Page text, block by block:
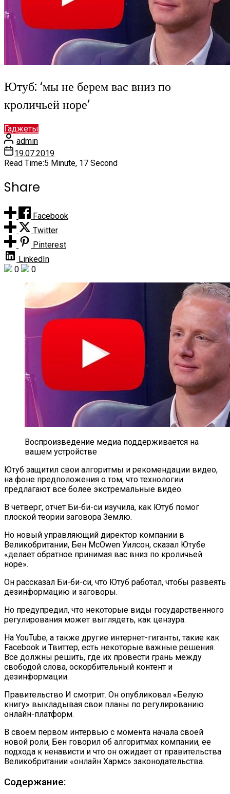
Ютуб: ‘мы не берем вас вниз по
кроличьей норе’
Гаджеты
admin
19.07.2019
Read Time:5 Minute, 17 Second
Share
Facebook
Twitter
Pinterest
LinkedIn
0
0
Воспроизведение медиа поддерживается на
вашем устройстве
Ютуб защитил свои алгоритмы и рекомендации видео,
на фоне предположения о том, что технологии
предлагают все более экстремальные видео.
В четверг, отчет Би-би-си изучила, как Ютуб помог
плоской теории заговора Землю.
Но новый управляющий директор компании в
Великобритании, Бен McOwen Уилсон, сказал Ютубе
«делает обратное принимая вас вниз по кроличьей
норе».
Он рассказал Би-би-си, что Ютуб работал, чтобы развеять
дезинформацию и заговоры.
Но предупредил, что некоторые виды государственного
регулирования может выглядеть, как цензура.
На YouTube, а также другие интернет-гиганты, такие как
Facebook и Твиттер, есть некоторые важные решения.
Все должны решить, где их провести грань между
свободой слова, оскорбительный контент и
дезинформации.
Правительство И смотрит. Он опубликовал «Белую
книгу» выкладывая свои планы по регулированию
онлайн-платформ.
В своем первом интервью с момента начала своей
новой роли, Бен говорил об алгоритмах компании, ее
подхода к ненависти и что он ожидает от правительства
Великобритании «онлайн Хармс» законодательства.
Содержание: